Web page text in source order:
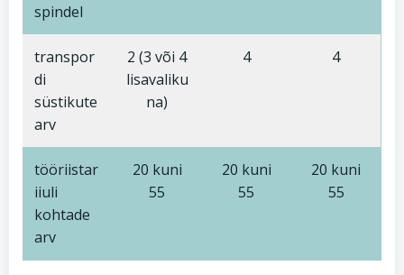
spindel
transpor
di
süstikute
arv
2 (3 või 4
lisavaliku
na)
4 4
tööriistar
iiuli
kohtade
arv
20 kuni
55
20 kuni
55
20 kuni
55